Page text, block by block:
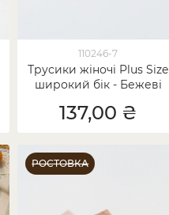
110246-7
Трусики жіночі Plus Size
широкий бік - Бежеві
137,00 ₴
РОСТОВКА